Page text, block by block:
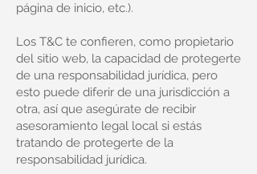
página de inicio, etc.).
Los T&C te confieren, como propietario
del sitio web, la capacidad de protegerte
de una responsabilidad jurídica, pero
esto puede diferir de una jurisdicción a
otra, así que asegúrate de recibir
asesoramiento legal local si estás
tratando de protegerte de la
responsabilidad jurídica.